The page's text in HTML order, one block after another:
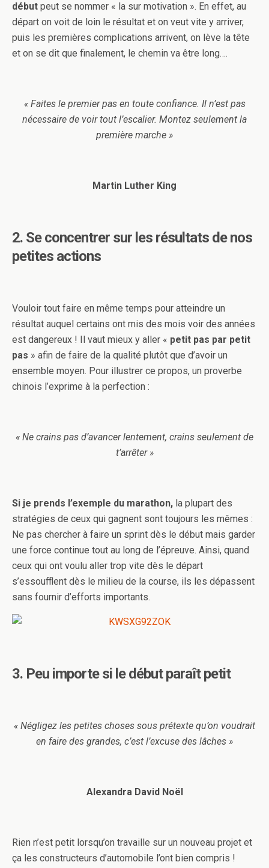
début peut se nommer « la sur motivation ». En effet, au
départ on voit de loin le résultat et on veut vite y arriver,
puis les premières complications arrivent, on lève la tête
et on se dit que finalement, le chemin va être long….
« Faites le premier pas en toute confiance. Il n’est pas
nécessaire de voir tout l’escalier. Montez seulement la
première marche »
Martin Luther King
2. Se concentrer sur les résultats de nos
petites actions
Vouloir tout faire en même temps pour atteindre un
résultat auquel certains ont mis des mois voir des années
est dangereux ! Il vaut mieux y aller « petit pas par petit
pas » afin de faire de la qualité plutôt que d’avoir un
ensemble moyen. Pour illustrer ce propos, un proverbe
chinois l’exprime à la perfection :
« Ne crains pas d’avancer lentement, crains seulement de
t’arrêter »
Si je prends l’exemple du marathon, la plupart des
stratégies de ceux qui gagnent sont toujours les mêmes :
Ne pas chercher à faire un sprint dès le début mais garder
une force continue tout au long de l’épreuve. Ainsi, quand
ceux qui ont voulu aller trop vite dès le départ
s’essoufflent dès le milieu de la course, ils les dépassent
sans fournir d’efforts importants.
3. Peu importe si le début paraît petit
« Négligez les petites choses sous prétexte qu’on voudrait
en faire des grandes, c’est l’excuse des lâches »
Alexandra David Noël
Rien n’est petit lorsqu’on travaille sur un nouveau projet et
ça les constructeurs d’automobile l’ont bien compris !